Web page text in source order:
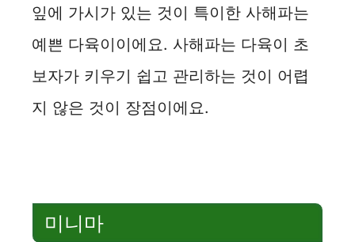
잎에 가시가 있는 것이 특이한 사해파는
예쁜 다육이이에요. 사해파는 다육이 초
보자가 키우기 쉽고 관리하는 것이 어렵
지 않은 것이 장점이에요.
미니마